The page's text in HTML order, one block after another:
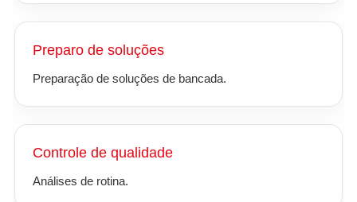
Preparo de soluções
Preparação de soluções de bancada.
Controle de qualidade
Análises de rotina.